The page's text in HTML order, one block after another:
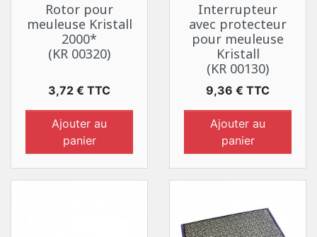
Rotor pour
meuleuse Kristall
2000*
(KR 00320)
Prix
3,72 € TTC
Ajouter au
panier
Interrupteur
avec protecteur
pour meuleuse
Kristall
(KR 00130)
Prix
9,36 € TTC
Ajouter au
panier